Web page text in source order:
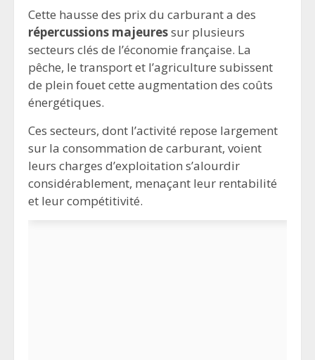
Cette hausse des prix du carburant a des
répercussions majeuressur plusieurs
secteurs clés de l’économie française. La
pêche, le transport et l’agriculture subissent
de plein fouet cette augmentation des coûts
énergétiques.
Ces secteurs, dont l’activité repose largement
sur la consommation de carburant, voient
leurs charges d’exploitation s’alourdir
considérablement, menaçant leur rentabilité
et leur compétitivité.